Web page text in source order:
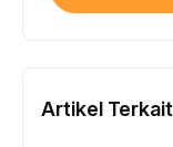
Artikel Terkait